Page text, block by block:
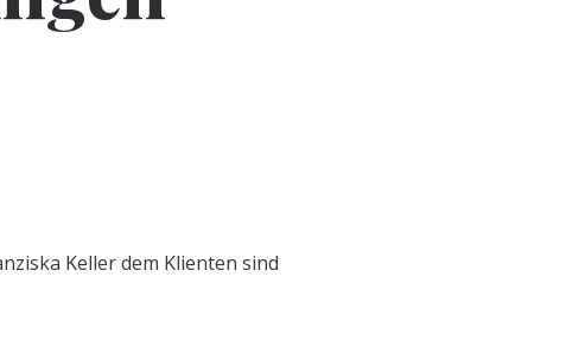
Keller dem Klienten sind